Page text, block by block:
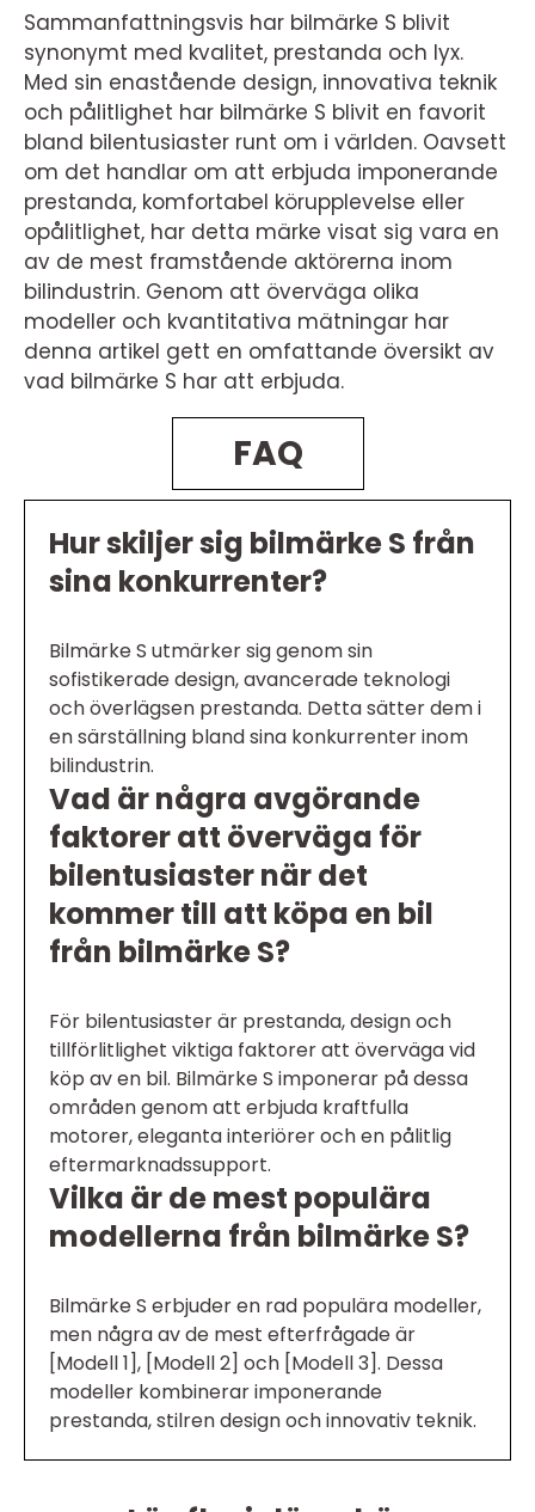
Sammanfattningsvis har bilmärke S blivit
synonymt med kvalitet, prestanda och lyx.
Med sin enastående design, innovativa teknik
och pålitlighet har bilmärke S blivit en favorit
bland bilentusiaster runt om i världen. Oavsett
om det handlar om att erbjuda imponerande
prestanda, komfortabel körupplevelse eller
opålitlighet, har detta märke visat sig vara en
av de mest framstående aktörerna inom
bilindustrin. Genom att överväga olika
modeller och kvantitativa mätningar har
denna artikel gett en omfattande översikt av
vad bilmärke S har att erbjuda.
FAQ
Hur skiljer sig bilmärke S från
sina konkurrenter?
Bilmärke S utmärker sig genom sin
sofistikerade design, avancerade teknologi
och överlägsen prestanda. Detta sätter dem i
en särställning bland sina konkurrenter inom
bilindustrin.
Vad är några avgörande
faktorer att överväga för
bilentusiaster när det
kommer till att köpa en bil
från bilmärke S?
För bilentusiaster är prestanda, design och
tillförlitlighet viktiga faktorer att överväga vid
köp av en bil. Bilmärke S imponerar på dessa
områden genom att erbjuda kraftfulla
motorer, eleganta interiörer och en pålitlig
eftermarknadssupport.
Vilka är de mest populära
modellerna från bilmärke S?
Bilmärke S erbjuder en rad populära modeller,
men några av de mest efterfrågade är
[Modell 1], [Modell 2] och [Modell 3]. Dessa
modeller kombinerar imponerande
prestanda, stilren design och innovativ teknik.